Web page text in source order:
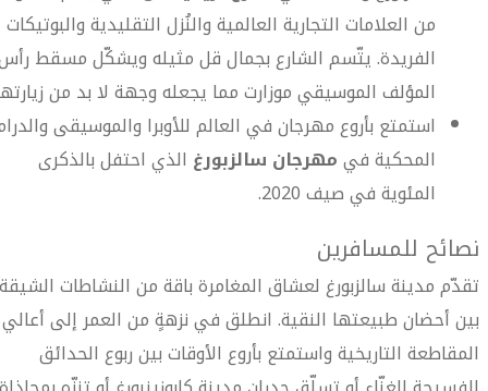
من العلامات التجارية العالمية والنُزل التقليدية والبوتيكات
الفريدة. يتّسم الشارع بجمال قل مثيله ويشكّل مسقط
المؤلف الموسيقي موزارت مما يجعله وجهة لا بد من
استمتع بأروع مهرجان في العالم للأوبرا والموسيقى
المحكية فيمهرجان سالزبورغ الذي احتفل بالذكرى
المئوية في صيف 2020.
نصائح للمسافرين
تقدّم مدينة سالزبورغ لعشاق المغامرة باقة من النشاطات الشيقة
بين أحضان طبيعتها النقية. انطلق في نزهةٍ من العمر إلى أعالي
المقاطعة التاريخية واستمتع بأروع الأوقات بين ربوع الحدائق